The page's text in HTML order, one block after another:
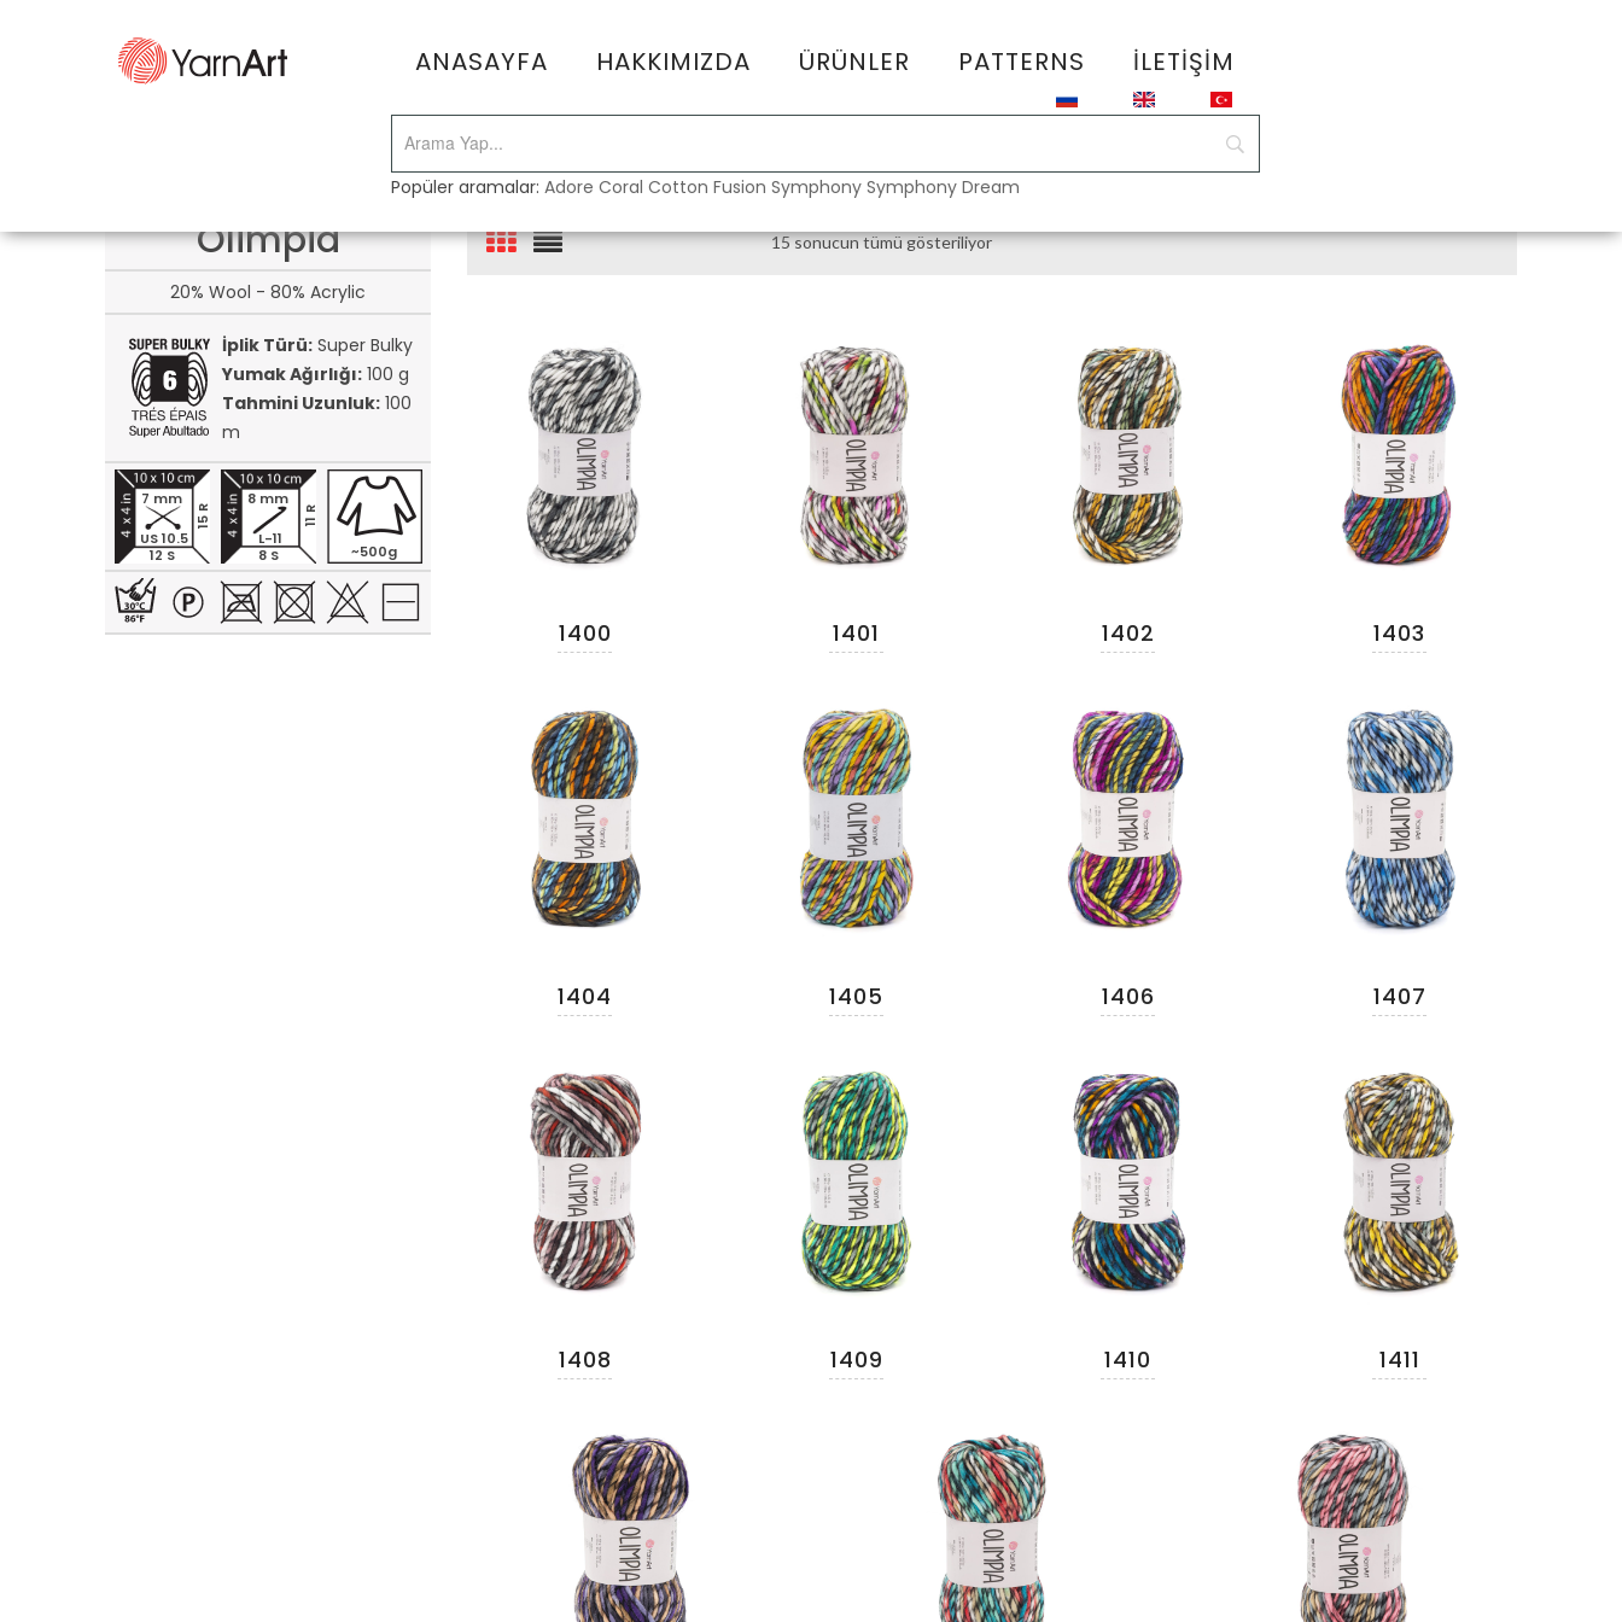
ANASAYFA HAKKIMIZDA ÜRÜNLER PATTERNS İLETIŞIM
Popüler aramalar:Adore Coral Cotton Fusion Symphony Symphony Dream
Olimpia
20% Wool - 80% Acrylic
İplik Türü:Super Bulky
Yumak Ağırlığı:100 g
Tahmini Uzunluk:100
m
12 S
15 R
7 mm
US 10.5
8 S
11 R
8 mm
L-11
~500g
15 sonucun tümü gösteriliyor
1400 1401 1402 1403
1404 1405 1406 1407
1408 1409 1410 1411